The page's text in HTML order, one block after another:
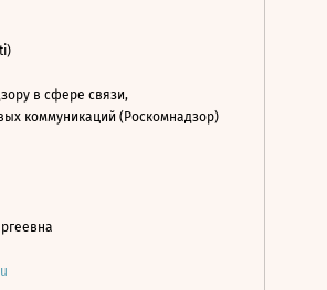
в сфере связи,
коммуникаций (Роскомнадзор)